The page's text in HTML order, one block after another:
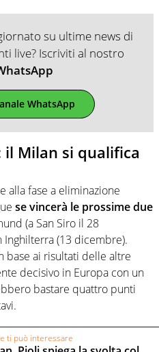
su ultime news di
live? Iscriviti al nostro
WhatsApp
il Milan si qualifica
alla fase a eliminazione
se vincerà le prossime due
(a San Siro il 28
(13 dicembre).
base ai risultati delle altre
decisivo in Europa con un
bastare quattro punti
ti può interessare